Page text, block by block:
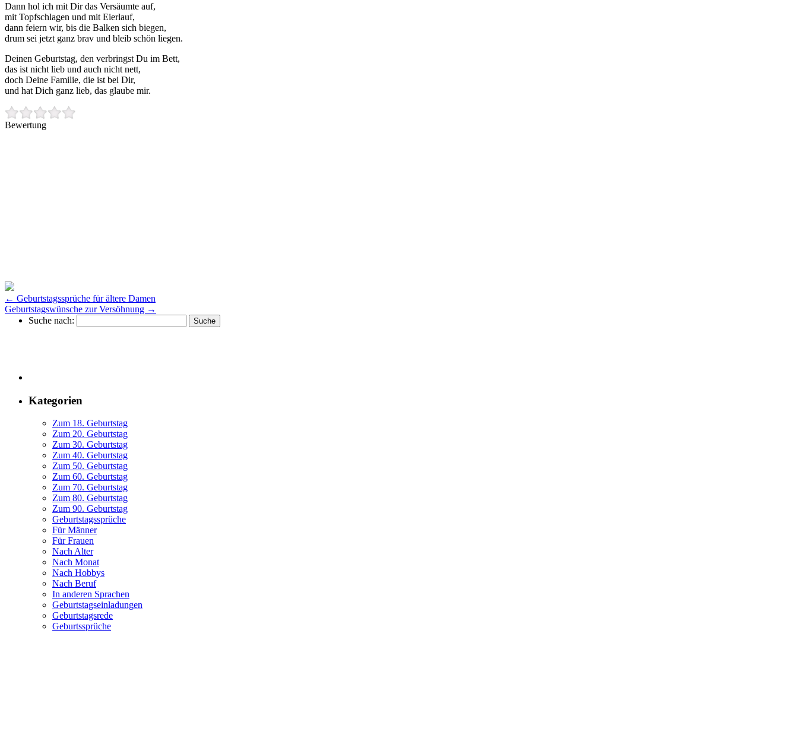
Dann hol ich mit Dir das Versäumte auf,
mit Topfschlagen und mit Eierlauf,
dann feiern wir, bis die Balken sich biegen,
drum sei jetzt ganz brav und bleib schön liegen.
Deinen Geburtstag, den verbringst Du im Bett,
das ist nicht lieb und auch nicht nett,
doch Deine Familie, die ist bei Dir,
und hat Dich ganz lieb, das glaube mir.
Bewertung
← Geburtstagssprüche für ältere Damen
Geburtstagswünsche zur Versöhnung →
Suche nach:
Kategorien
Zum 18. Geburtstag
Zum 20. Geburtstag
Zum 30. Geburtstag
Zum 40. Geburtstag
Zum 50. Geburtstag
Zum 60. Geburtstag
Zum 70. Geburtstag
Zum 80. Geburtstag
Zum 90. Geburtstag
Geburtstagssprüche
Für Männer
Für Frauen
Nach Alter
Nach Monat
Nach Hobbys
Nach Beruf
In anderen Sprachen
Geburtstagseinladungen
Geburtstagsrede
Geburtssprüche